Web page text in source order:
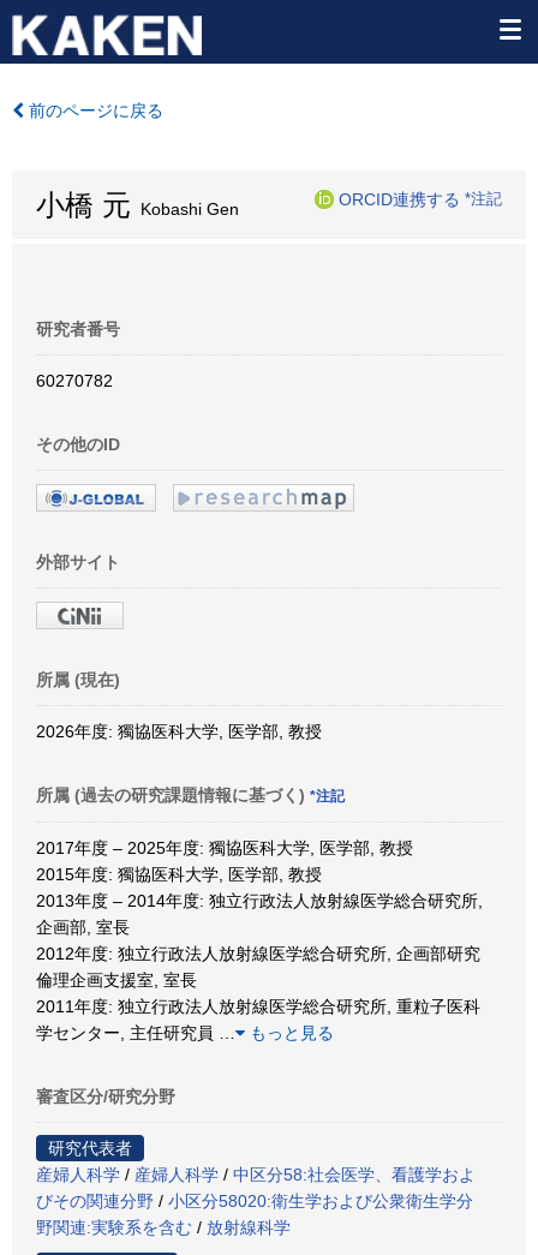
前のページに戻る
小橋 元 Kobashi Gen
ORCID連携する *注記
研究者番号
60270782
その他のID
外部サイト
所属 (現在)
2026年度: 獨協医科大学, 医学部, 教授
所属 (過去の研究課題情報に基づく) *注記
2017年度 – 2025年度: 獨協医科大学, 医学部, 教授
2015年度: 獨協医科大学, 医学部, 教授
2013年度 – 2014年度: 独立行政法人放射線医学総合研究所,
企画部, 室長
2012年度: 独立行政法人放射線医学総合研究所, 企画部研究
倫理企画支援室, 室長
2011年度: 独立行政法人放射線医学総合研究所, 重粒子医科
学センター, 主任研究員
もっと見る
審査区分/研究分野
研究代表者
産婦人科学 / 産婦人科学 / 中区分58:社会医学、看護学およ
びその関連分野 / 小区分58020:衛生学および公衆衛生学分
野関連:実験系を含む / 放射線科学